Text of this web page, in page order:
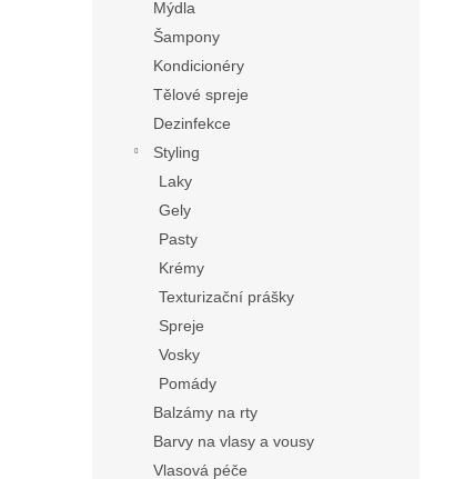
Mýdla
Šampony
Kondicionéry
Tělové spreje
Dezinfekce
Styling
Laky
Gely
Pasty
Krémy
Texturizační prášky
Spreje
Vosky
Pomády
Balzámy na rty
Barvy na vlasy a vousy
Vlasová péče